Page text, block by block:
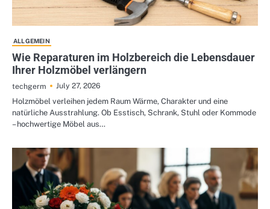
ALLGEMEIN
Wie Reparaturen im Holzbereich die Lebensdauer
Ihrer Holzmöbel verlängern
techgerm
July 27, 2026
Holzmöbel verleihen jedem Raum Wärme, Charakter und eine
natürliche Ausstrahlung. Ob Esstisch, Schrank, Stuhl oder Kommode
– hochwertige Möbel aus…